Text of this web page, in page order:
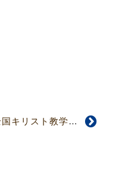
【4847号】第27回全国キリスト教学校人権教育セミナー